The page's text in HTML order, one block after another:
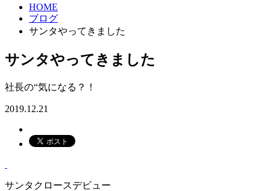
HOME
ブログ
サンタやってきました
サンタやってきました
社長の“気になる？！
2019.12.21
サンタクロースデビュー